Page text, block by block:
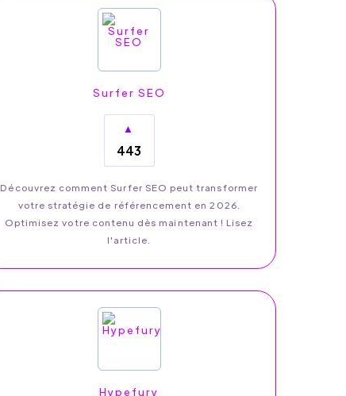
Surfer SEO
▲
443
Découvrez comment Surfer SEO peut transformer
votre stratégie de référencement en 2026.
Optimisez votre contenu dès maintenant ! Lisez
l'article.
Hypefury